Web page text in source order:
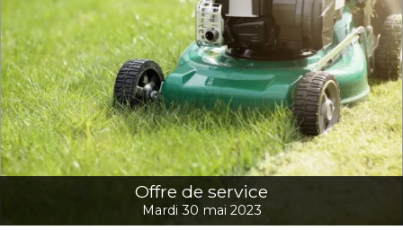
Offre de service
Mardi 30 mai 2023